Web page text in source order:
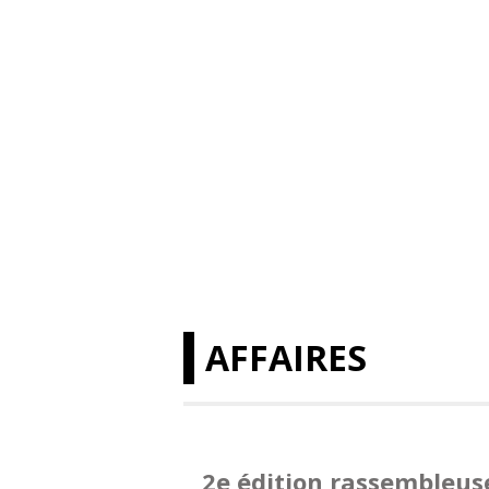
AFFAIRES
2e édition